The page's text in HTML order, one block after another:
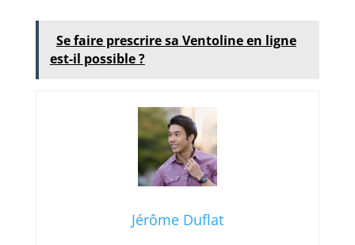
Se faire prescrire sa Ventoline en ligne
est-il possible ?
Jérôme Duflat